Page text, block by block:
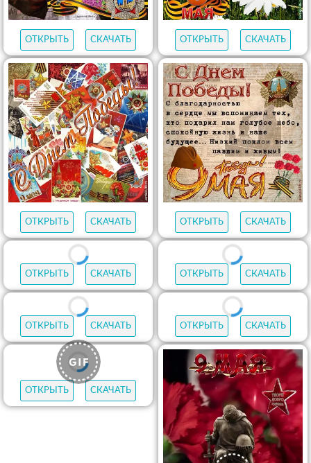
ОТКРЫТЬ СКАЧАТЬ ОТКРЫТЬ СКАЧАТЬ
ОТКРЫТЬ СКАЧАТЬ ОТКРЫТЬ СКАЧАТЬ
ОТКРЫТЬ СКАЧАТЬ ОТКРЫТЬ СКАЧАТЬ